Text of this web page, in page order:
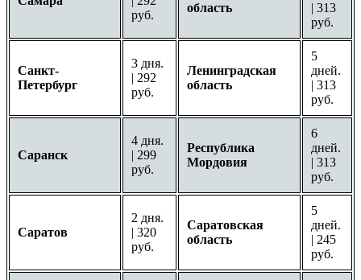
руб.
область
| 313
руб.
Санкт-
Петербург
3 дня.
| 292
руб.
Ленинградская
область
5
дней.
| 313
руб.
Саранск
4 дня.
| 299
руб.
Республика
Мордовия
6
дней.
| 313
руб.
Саратов
2 дня.
| 320
руб.
Саратовская
область
5
дней.
| 245
руб.